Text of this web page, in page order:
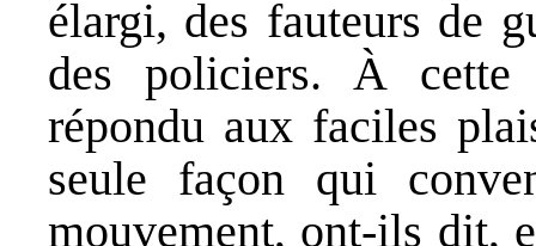
élargi, des fauteurs de
des policiers. À cette
répondu aux faciles
seule façon qui
mouvement, ont-ils dit,